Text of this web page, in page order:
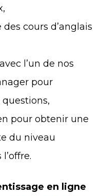
cours d’anglais
l’un de nos
pour
pour obtenir une
du niveau
en ligne